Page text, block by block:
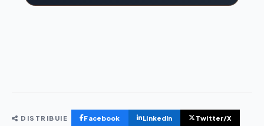
DISTRIBUIE Facebook LinkedIn Twitter/X